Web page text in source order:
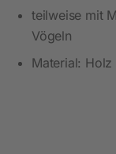
teilweise mit
Vögeln
Material: Holz